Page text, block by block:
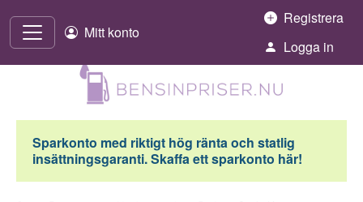
Mitt konto
Registrera
Logga in
Sparkonto med riktigt hög ränta och statlig
insättningsgaranti. Skaffa ett sparkonto här!